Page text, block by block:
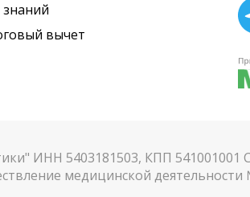
знаний
вычет
ИНН 5403181503, КПП
медицинской